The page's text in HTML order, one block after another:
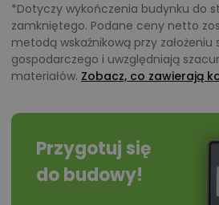
*Dotyczy wykończenia budynku do
zamkniętego. Podane ceny netto
metodą wskaźnikową przy założeniu
gospodarczego i uwzględniają
materiałów. Zobacz, co zawierają
Przygotuj się
do budowy!